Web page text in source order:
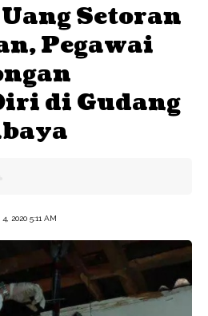
Setoran
Pegawai
di Gudang
2020 5:11 AM